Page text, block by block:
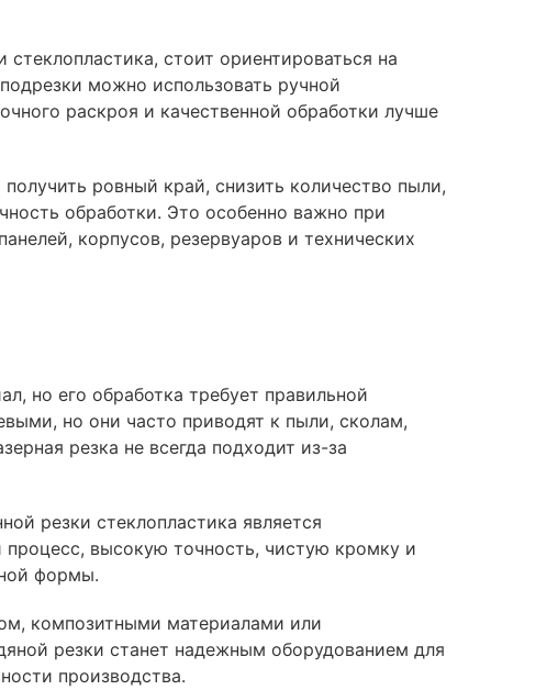
стоит ориентироваться на
можно использовать ручной
раскроя и качественной обработки лучше
получить ровный край, снизить количество пыли,
обработки. Это особенно важно при
корпусов, резервуаров и технических
но его обработка требует правильной
но они часто приводят к пыли, сколам,
резка не всегда подходит из-за
резки стеклопластика является
процесс, высокую точность, чистую кромку и
формы.
композитными материалами или
резки станет надежным оборудованием для
производства.